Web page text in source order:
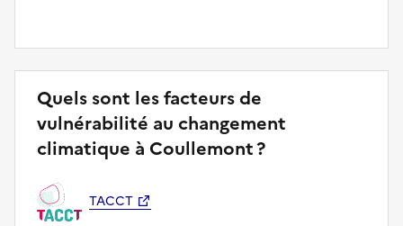
Quels sont les facteurs de
vulnérabilité au changement
climatique à Coullemont ?
TACCT